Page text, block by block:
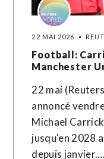
22 MAI 2026
Football:
Manchester
22 mai
annoncé
Michael
jusqu'en 2028
depuis janvier.…